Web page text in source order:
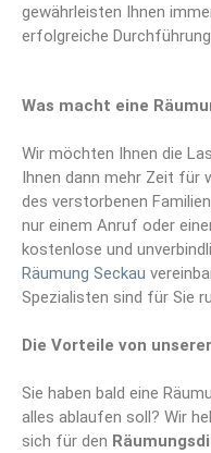
gewährleisten Ihnen
erfolgreiche
Was macht eine
Wir möchten Ihnen die
Ihnen dann mehr Zeit für
des verstorbenen
nur einem Anruf oder
kostenlose und
Räumung Seckau
Spezialisten sind für Sie
Die Vorteile von
Sie haben bald eine
alles ablaufen soll? Wir
sich für den